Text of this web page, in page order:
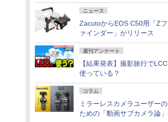
ニュース
ZacutoからEOS C50用「Zフ
ァインダー」がリリース
週刊アンケート
【結果発表】撮影旅行でLCC
使っている？
コラム
ミラーレスカメラユーザーの
ための「動画サブカメラ論」